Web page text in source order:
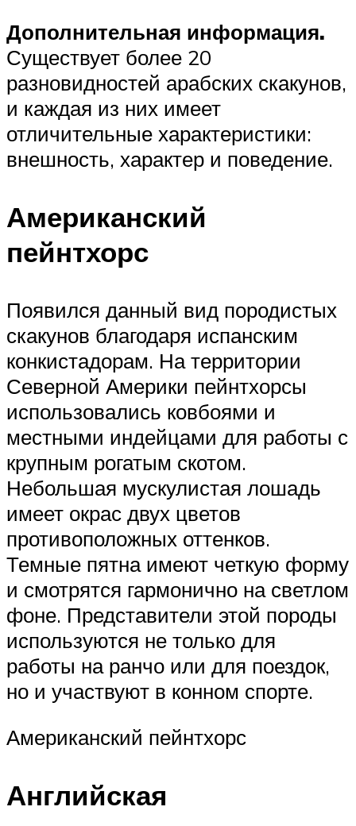
Дополнительная информация.
Существует более 20
разновидностей арабских скакунов,
и каждая из них имеет
отличительные характеристики:
внешность, характер и поведение.
Американский
пейнтхорс
Появился данный вид породистых
скакунов благодаря испанским
конкистадорам. На территории
Северной Америки пейнтхорсы
использовались ковбоями и
местными индейцами для работы с
крупным рогатым скотом.
Небольшая мускулистая лошадь
имеет окрас двух цветов
противоположных оттенков.
Темные пятна имеют четкую форму
и смотрятся гармонично на светлом
фоне. Представители этой породы
используются не только для
работы на ранчо или для поездок,
но и участвуют в конном спорте.
Американский пейнтхорс
Английская